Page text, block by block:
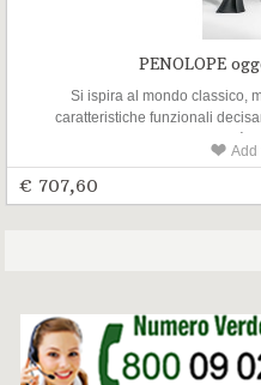
PENOLOPE
Si ispira al mondo classico,
caratteristiche funzionali
lampada Penelope di Myyour è
alta 2,10 m); per il design
Add
€ 707,60